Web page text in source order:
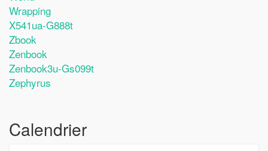
Wrapping
X541ua-G888t
Zbook
Zenbook
Zenbook3u-Gs099t
Zephyrus
Calendrier